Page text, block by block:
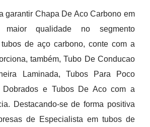
garantir Chapa De Aco Carbono em
maior qualidade no segmento
de aço carbono, conte com a
também, Tubo De Conducao
Laminada, Tubos Para Poco
Dobrados e Tubos De Aco com a
Destacando-se de forma positiva
de Especialista em tubos de